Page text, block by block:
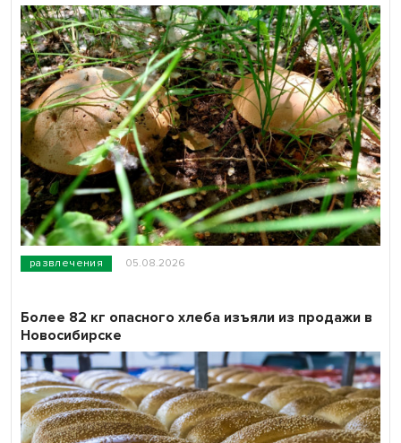
развлечения 05.08.2026
Более 82 кг опасного хлеба изъяли из продажи в
Новосибирске